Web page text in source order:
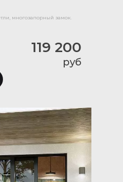
119 200
руб
многозапорный замок.